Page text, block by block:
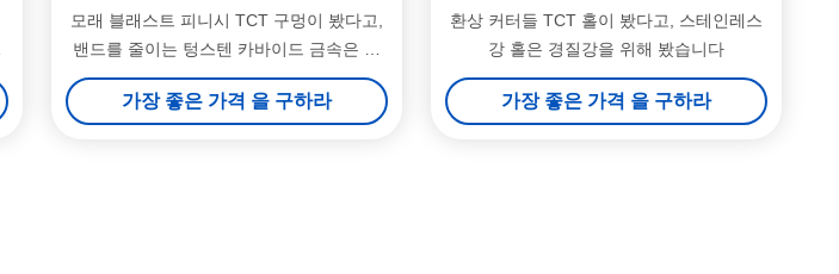
모래 블래스트 피니시 TCT 구멍이 봤다고,
밴드를 줄이는 텅스텐 카바이드 금속은 보
였습니다
가장 좋은 가격 을 구하라
환상 커터들 TCT 홀이 봤다고, 스테인레스
강 홀은 경질강을 위해 봤습니다
가장 좋은 가격 을 구하라